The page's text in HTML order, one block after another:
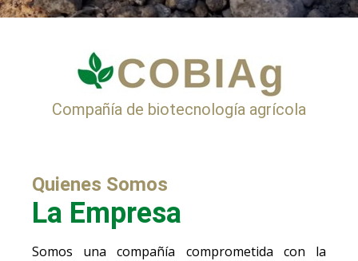
Compañía de biotecnología agrícola
Quienes Somos
La Empresa
Somos una compañía comprometida con la